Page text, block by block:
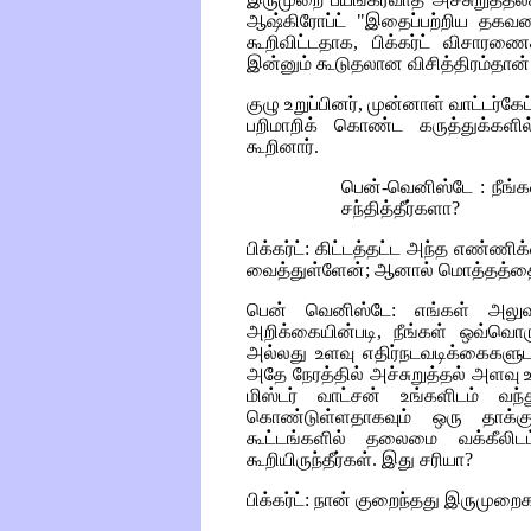
ஆஷ்கிரோப்ட் "இதைப்பற்றிய
கூறிவிட்டதாக, பிக்கர்ட்
இன்னும் கூடுதலான
குழு உறுப்பினர், முன்னாள்
பறிமாறிக் கொண்ட
கூறினார்.
பென்-வெனிஸ்டே :
சந்தித்தீர்களா?
பிக்கர்ட்: கிட்டத்தட்ட அந்த
வைத்துள்ளேன்; ஆனால்
பென் வெனிஸ்டே: எங்கள்
அறிக்கையின்படி, நீங்கள்
அல்லது உளவு
அதே நேரத்தில் அச்சுறுத்தல் அளவு
மிஸ்டர் வாட்சன் உங்களிடம்
கொண்டுள்ளதாகவும் ஒரு
கூட்டங்களில் தலைமை
கூறியிருந்தீர்கள். இது சரியா?
பிக்கர்ட்: நான் குறைந்தது